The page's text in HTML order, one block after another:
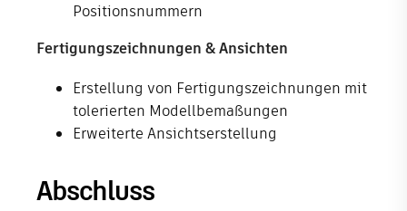
Positionsnummern
Fertigungszeichnungen & Ansichten
Erstellung von Fertigungszeichnungen mit
tolerierten Modellbemaßungen
Erweiterte Ansichtserstellung
Abschluss